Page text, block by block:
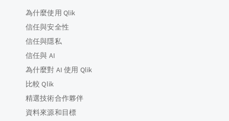
為什麼使用 Qlik
信任與安全性
信任與隱私
信任與 AI
為什麼對 AI 使用 Qlik
比較 Qlik
精選技術合作夥伴
資料來源和目標